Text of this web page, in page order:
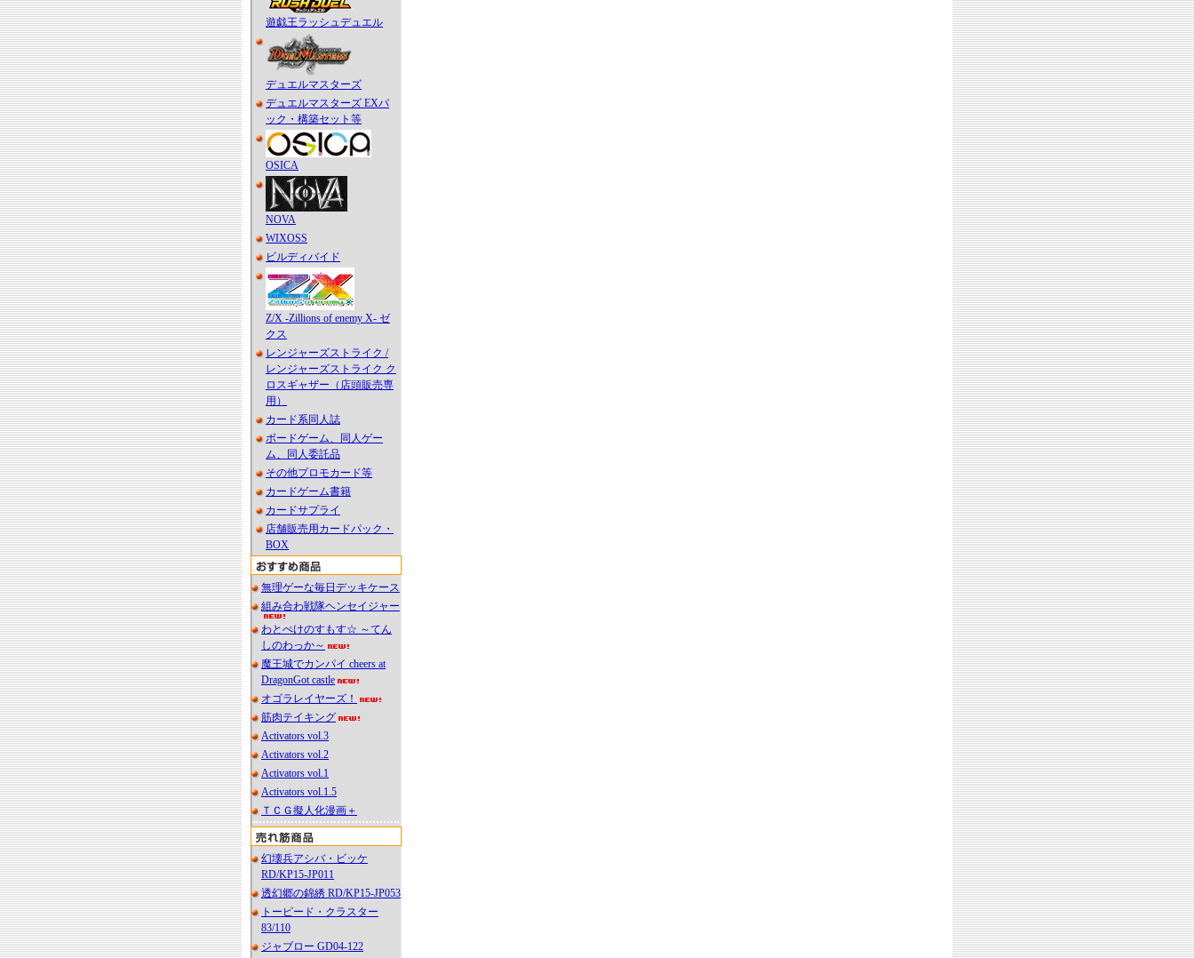
遊戯王ラッシュデュエル
デュエルマスターズ
デュエルマスターズ EXパ
ック・構築セット等
OSICA
NOVA
WIXOSS
ビルディバイド
Z/X -Zillions of enemy X- ゼ
クス
レンジャーズストライク /
レンジャーズストライク ク
ロスギャザー（店頭販売専
用）
カード系同人誌
ボードゲーム、同人ゲー
ム、同人委託品
その他プロモカード等
カードゲーム書籍
カードサプライ
店舗販売用カードパック・
BOX
無理ゲーな毎日デッキケース
組み合わ戦隊ヘンセイジャー
わとぺけのすもす☆ ～てん
しのわっか～
魔王城でカンパイ cheers at
DragonGot castle
オゴラレイヤーズ！
筋肉テイキング
Activators vol.3
Activators vol.2
Activators vol.1
Activators vol.1.5
ＴＣＧ擬人化漫画＋
幻壊兵アシバ・ビッケ
RD/KP15-JP011
透幻郷の錦綉 RD/KP15-JP053
トーピード・クラスター
83/110
ジャブロー GD04-122